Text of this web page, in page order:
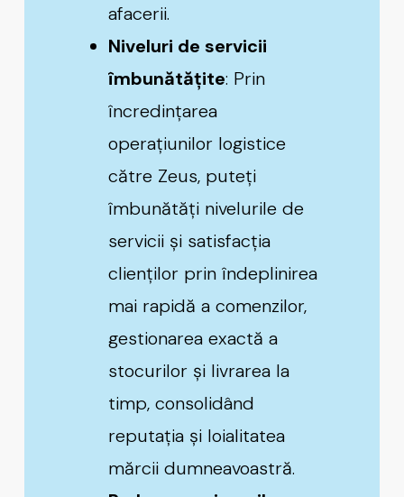
afacerii.
Niveluri de servicii
îmbunătățite: Prin
încredințarea
operațiunilor logistice
către Zeus, puteți
îmbunătăți nivelurile de
servicii și satisfacția
clienților prin îndeplinirea
mai rapidă a comenzilor,
gestionarea exactă a
stocurilor și livrarea la
timp, consolidând
reputația și loialitatea
mărcii dumneavoastră.